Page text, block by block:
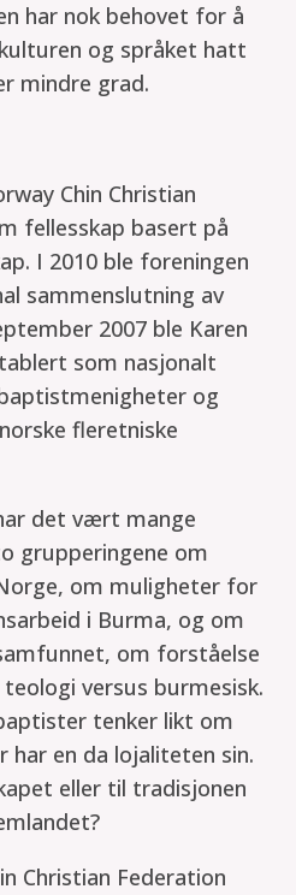
har nok behovet for å
og språket hatt
mindre grad.
Chin Christian
fellesskap basert på
I 2010 ble foreningen
sammenslutning av
2007 ble Karen
som nasjonalt
og
fleretniske
det vært mange
grupperingene om
om muligheter for
i Burma, og om
om forståelse
versus burmesisk.
tenker likt om
har en da lojaliteten sin.
eller til tradisjonen
Christian Federation